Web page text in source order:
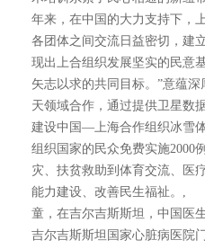
年来，在中国的大力支持下，
各团体之间交流日益密切，建
现出上合组织发展坚实的民
矢志以求的共同目标。”意蕴
天领域合作，通过提供卫星
建设中国—上海合作组织冰雪
组织国家的民众免费实施
灾、扶贫救助到体育交流、医
能力建设、改善民生福祉。,
童，在吉尔吉斯斯坦，中国医
吉尔吉斯斯坦国家心脏病医院